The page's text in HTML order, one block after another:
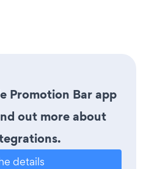
Promotion Bar app
out more about
details